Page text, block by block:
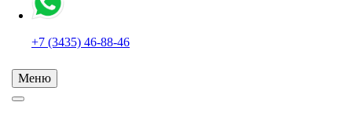
+7 (3435) 46-88-46
Меню